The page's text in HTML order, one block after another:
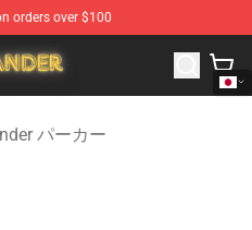
orders over $100
Merchandise Store
パーカー